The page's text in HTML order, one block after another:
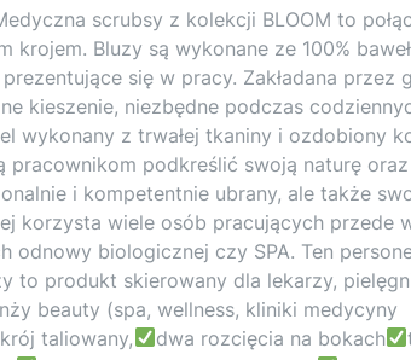
scrubsy z kolekcji BLOOM to
Bluzy są wykonane ze 100%
się w pracy. Zakładana przez
kieszenie, niezbędne podczas
wykonany z trwałej tkaniny i ozdobiony
pracownikom podkreślić swoją naturę
i kompetentnie ubrany, ale także
korzysta wiele osób pracujących przede
odnowy biologicznej czy SPA. Ten
to produkt skierowany dla lekarzy,
beauty (spa, wellness, kliniki medycyny
krój taliowany, dwa rozcięcia na bokach